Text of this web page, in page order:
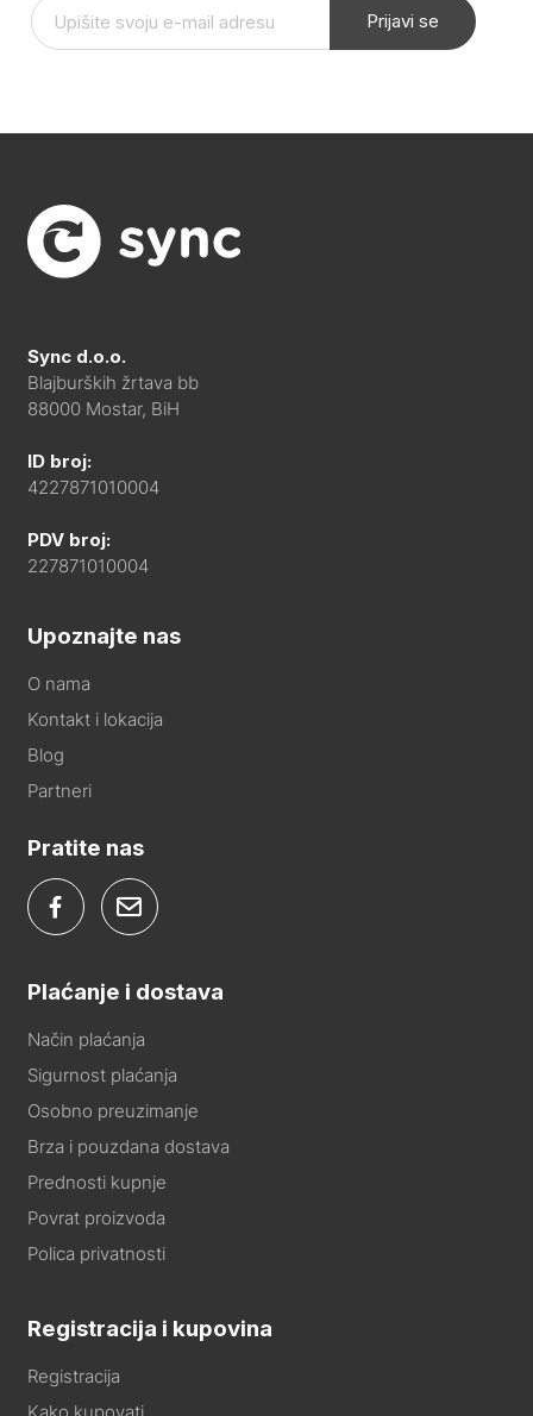
Prijavi se
Sync d.o.o.
Blajburških žrtava bb
88000 Mostar, BiH
ID broj:
4227871010004
PDV broj:
227871010004
Upoznajte nas
O nama
Kontakt i lokacija
Blog
Partneri
Pratite nas
Plaćanje i dostava
Način plaćanja
Sigurnost plaćanja
Osobno preuzimanje
Brza i pouzdana dostava
Prednosti kupnje
Povrat proizvoda
Polica privatnosti
Registracija i kupovina
Registracija